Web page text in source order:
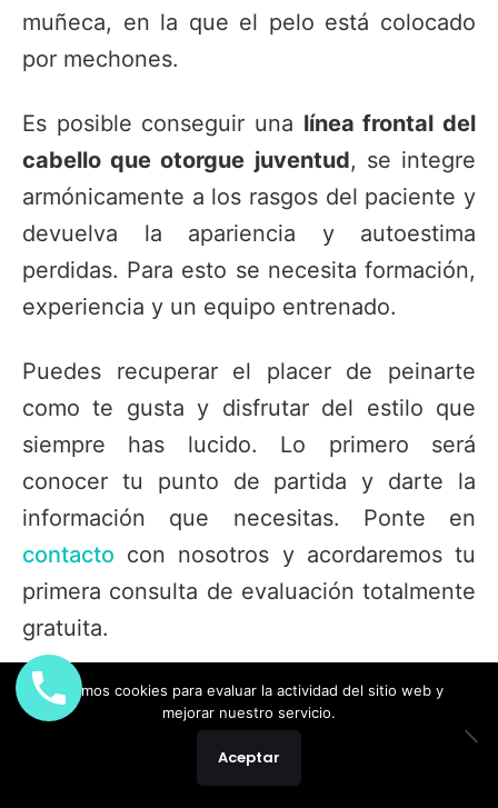
muñeca, en la que el pelo está colocado
por mechones.
Es posible conseguir una línea frontal del
cabello que otorgue juventud, se integre
armónicamente a los rasgos del paciente y
devuelva la apariencia y autoestima
perdidas. Para esto se necesita formación,
experiencia y un equipo entrenado.
Puedes recuperar el placer de peinarte
como te gusta y disfrutar del estilo que
siempre has lucido. Lo primero será
conocer tu punto de partida y darte la
información que necesitas. Ponte en
contacto con nosotros y acordaremos tu
primera consulta de evaluación totalmente
gratuita.
5/5 - (1 voto)
Usamos cookies para evaluar la actividad del sitio web y
mejorar nuestro servicio.
Aceptar